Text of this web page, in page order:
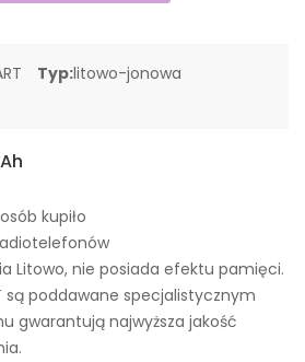
Typ:litowo-jonowa
kupiło
Litowo, nie posiada efektu pamięci.
są poddawane specjalistycznym
gwarantują najwyższa jakość